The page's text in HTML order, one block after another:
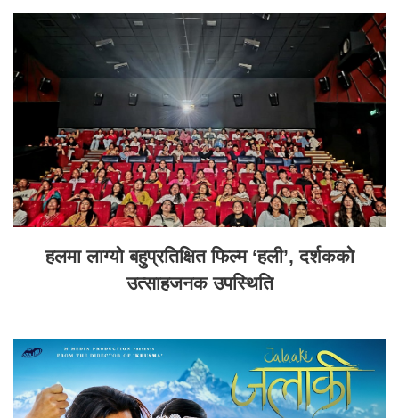
हलमा लाग्यो बहुप्रतिक्षित फिल्म ‘हली’, दर्शकको
उत्साहजनक उपस्थिति